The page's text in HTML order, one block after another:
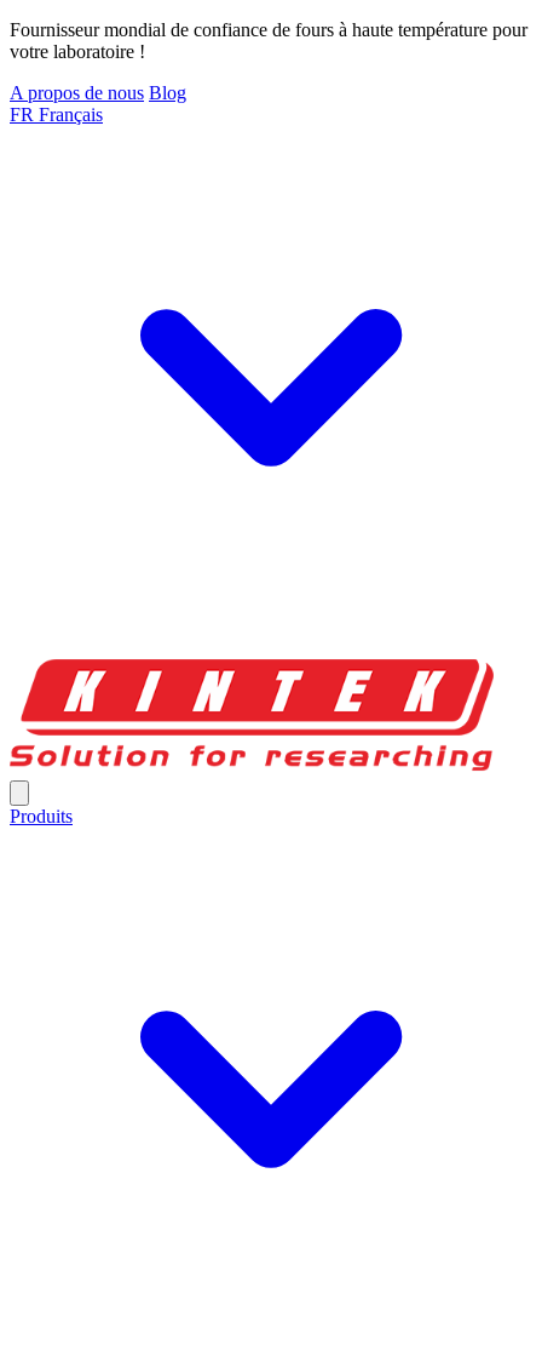
Fournisseur mondial de confiance de fours à haute température pour
votre laboratoire !
A propos de nous Blog
FR Français
Produits